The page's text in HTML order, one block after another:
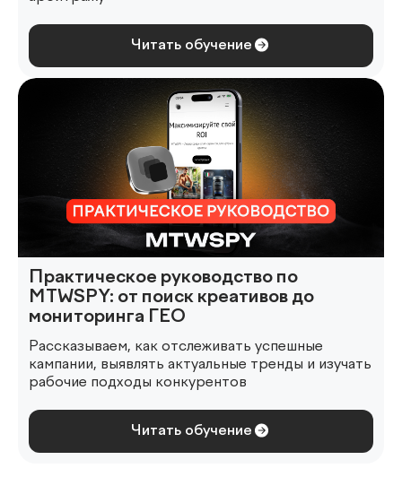
Читать обучение
Практическое руководство по
MTWSPY: от поиск креативов до
мониторинга ГЕО
Рассказываем, как отслеживать успешные
кампании, выявлять актуальные тренды и изучать
рабочие подходы конкурентов
Читать обучение